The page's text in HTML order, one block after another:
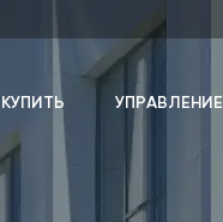
КУПИТЬ УПРАВЛЕНИЕ